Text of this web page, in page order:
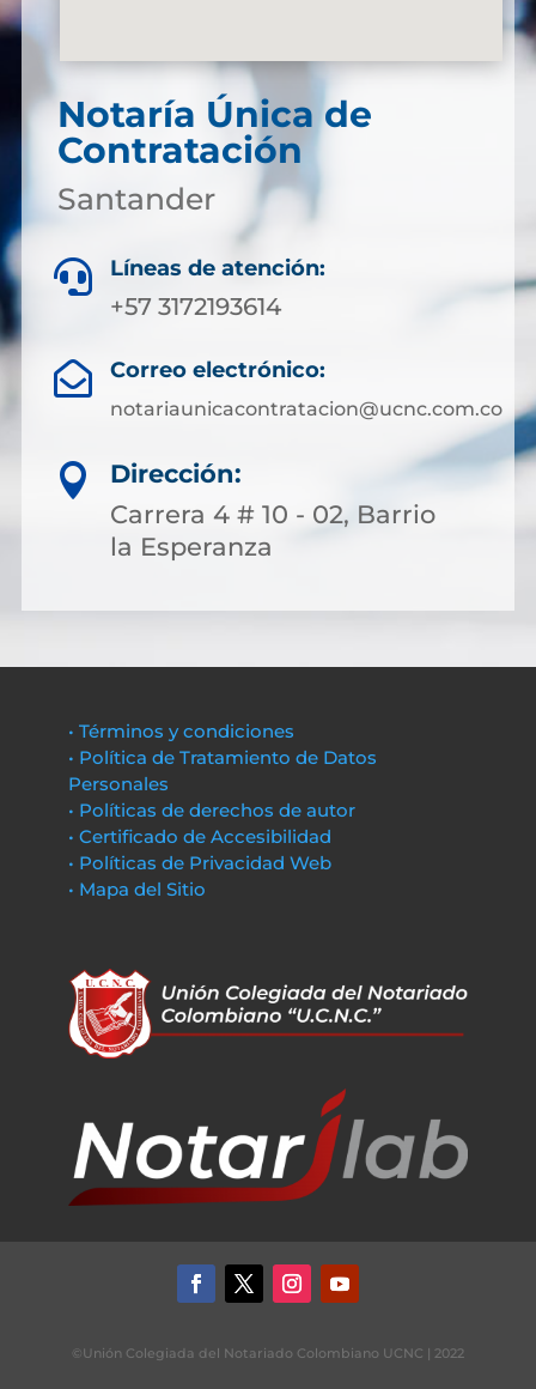
Notaría Única de
Contratación
Santander
 Líneas de atención:
+57 3172193614
 Correo electrónico:
notariaunicacontratacion@ucnc.com.co

Dirección:
Carrera 4 # 10 - 02, Barrio
la Esperanza
• Términos y condiciones
• Política de Tratamiento de Datos
Personales
• Políticas de derechos de autor
• Certificado de Accesibilidad
• Políticas de Privacidad Web
• Mapa del Sitio
©Unión Colegiada del Notariado Colombiano UCNC | 2022